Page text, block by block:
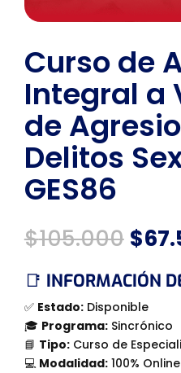
Curso de
Integral a
de
Delitos
GES86
$105.000 El
era:
$
📑 INFORMACIÓN
✅ Estado:Disponible
🎓 Programa:Sincrónico
📘 Tipo:Curso de
💻 Modalidad:100% Online